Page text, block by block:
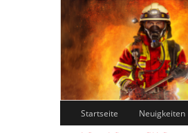
Skip
to
content
Startseite Neuigkeiten